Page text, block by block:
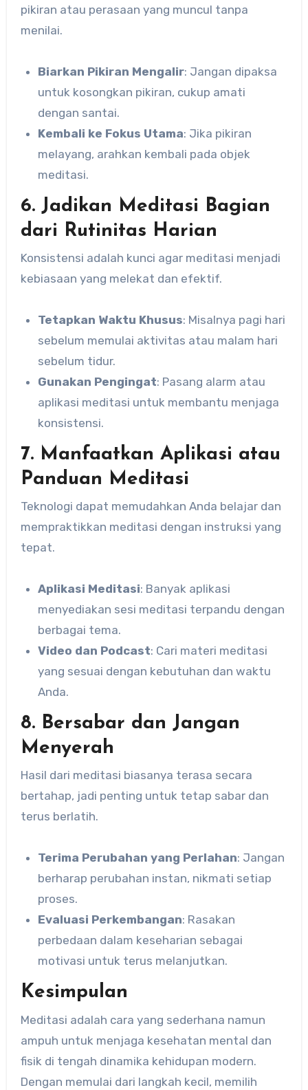
pikiran atau perasaan yang muncul tanpa
menilai.
Biarkan Pikiran Mengalir: Jangan dipaksa
untuk kosongkan pikiran, cukup amati
dengan santai.
Kembali ke Fokus Utama: Jika pikiran
melayang, arahkan kembali pada objek
meditasi.
6. Jadikan Meditasi Bagian
dari Rutinitas Harian
Konsistensi adalah kunci agar meditasi menjadi
kebiasaan yang melekat dan efektif.
Tetapkan Waktu Khusus: Misalnya pagi hari
sebelum memulai aktivitas atau malam hari
sebelum tidur.
Gunakan Pengingat: Pasang alarm atau
aplikasi meditasi untuk membantu menjaga
konsistensi.
7. Manfaatkan Aplikasi atau
Panduan Meditasi
Teknologi dapat memudahkan Anda belajar dan
mempraktikkan meditasi dengan instruksi yang
tepat.
Aplikasi Meditasi: Banyak aplikasi
menyediakan sesi meditasi terpandu dengan
berbagai tema.
Video dan Podcast: Cari materi meditasi
yang sesuai dengan kebutuhan dan waktu
Anda.
8. Bersabar dan Jangan
Menyerah
Hasil dari meditasi biasanya terasa secara
bertahap, jadi penting untuk tetap sabar dan
terus berlatih.
Terima Perubahan yang Perlahan: Jangan
berharap perubahan instan, nikmati setiap
proses.
Evaluasi Perkembangan: Rasakan
perbedaan dalam keseharian sebagai
motivasi untuk terus melanjutkan.
Kesimpulan
Meditasi adalah cara yang sederhana namun
ampuh untuk menjaga kesehatan mental dan
fisik di tengah dinamika kehidupan modern.
Dengan memulai dari langkah kecil, memilih